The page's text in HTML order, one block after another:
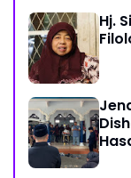
Hj.